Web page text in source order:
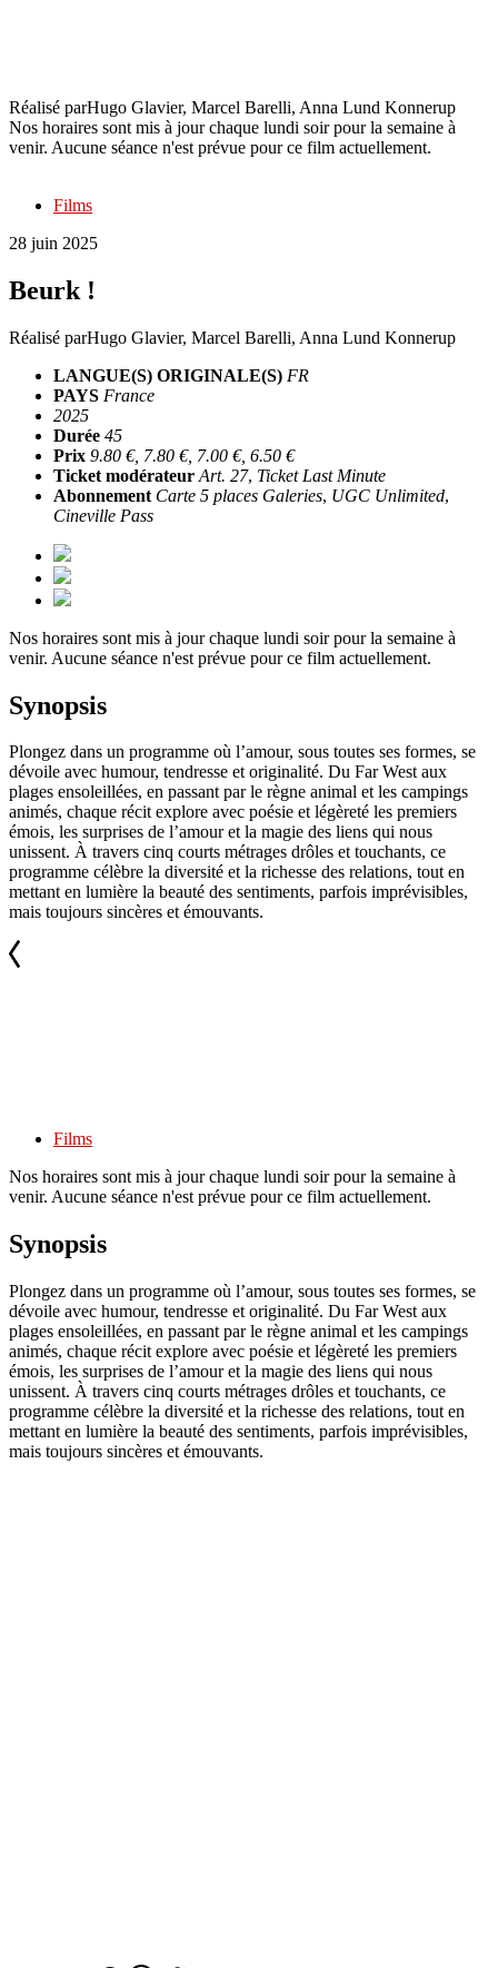
Réalisé parHugo Glavier, Marcel Barelli, Anna Lund Konnerup
Nos horaires sont mis à jour chaque lundi soir pour la semaine à
venir. Aucune séance n'est prévue pour ce film actuellement.
Films
28 juin 2025
Beurk !
Réalisé parHugo Glavier, Marcel Barelli, Anna Lund Konnerup
LANGUE(S) ORIGINALE(S) FR
PAYS France
2025
Durée 45
Prix 9.80 €, 7.80 €, 7.00 €, 6.50 €
Ticket modérateur Art. 27, Ticket Last Minute
Abonnement Carte 5 places Galeries, UGC Unlimited,
Cineville Pass
Nos horaires sont mis à jour chaque lundi soir pour la semaine à
venir. Aucune séance n'est prévue pour ce film actuellement.
Synopsis
Plongez dans un programme où l’amour, sous toutes ses formes, se
dévoile avec humour, tendresse et originalité. Du Far West aux
plages ensoleillées, en passant par le règne animal et les campings
animés, chaque récit explore avec poésie et légèreté les premiers
émois, les surprises de l’amour et la magie des liens qui nous
unissent. À travers cinq courts métrages drôles et touchants, ce
programme célèbre la diversité et la richesse des relations, tout en
mettant en lumière la beauté des sentiments, parfois imprévisibles,
mais toujours sincères et émouvants.
Films
Nos horaires sont mis à jour chaque lundi soir pour la semaine à
venir. Aucune séance n'est prévue pour ce film actuellement.
Synopsis
Plongez dans un programme où l’amour, sous toutes ses formes, se
dévoile avec humour, tendresse et originalité. Du Far West aux
plages ensoleillées, en passant par le règne animal et les campings
animés, chaque récit explore avec poésie et légèreté les premiers
émois, les surprises de l’amour et la magie des liens qui nous
unissent. À travers cinq courts métrages drôles et touchants, ce
programme célèbre la diversité et la richesse des relations, tout en
mettant en lumière la beauté des sentiments, parfois imprévisibles,
mais toujours sincères et émouvants.